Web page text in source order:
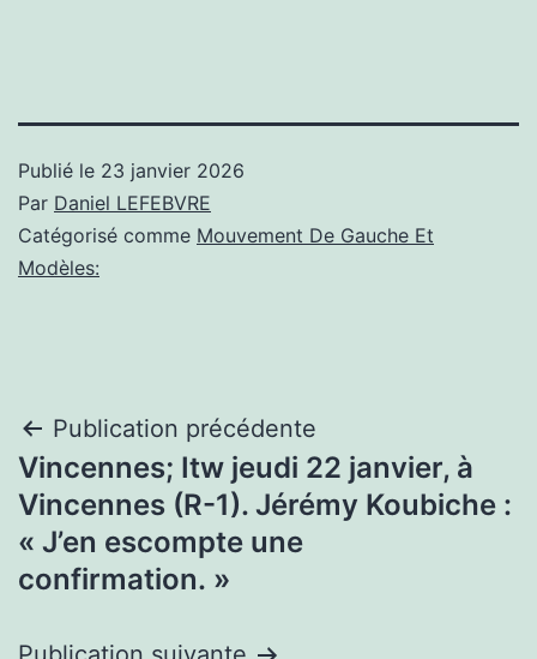
Publié le 23 janvier 2026
Par Daniel LEFEBVRE
Catégorisé comme Mouvement De Gauche Et
Modèles:
Navigation
de
l’article
Publication précédente
Vincennes; Itw jeudi 22 janvier, à
Vincennes (R-1). Jérémy Koubiche :
« J’en escompte une
confirmation. »